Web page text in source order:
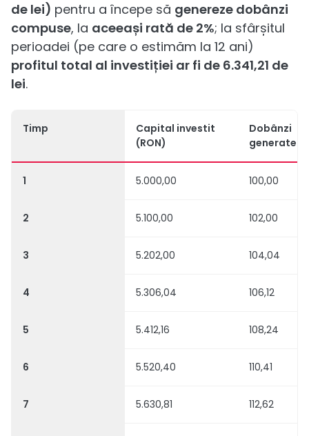
de lei) pentru a începe să genereze dobânzi
compuse, la aceeași rată de 2%; la sfârșitul
perioadei (pe care o estimăm la 12 ani)
profitul total al investiției ar fi de 6.341,21 de
lei.
Timp
Capital investit
(RON)
Dobânzi
generate
1 5.000,00 100,00
2 5.100,00 102,00
3 5.202,00 104,04
4 5.306,04 106,12
5 5.412,16 108,24
6 5.520,40 110,41
7 5.630,81 112,62